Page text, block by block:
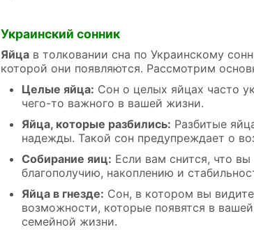
Украинский сонник
Яйца в толковании сна по Украинскому
которой они появляются. Рассмотрим
Целые яйца: Сон о целых яйцах часто
чего-то важного в вашей жизни.
Яйца, которые разбились: Разбитые
надежды. Такой сон предупреждает о
Собирание яиц: Если вам снится, что
благополучию, накоплению и
Яйца в гнезде: Сон, в котором вы
возможности, которые появятся в
семейной жизни.